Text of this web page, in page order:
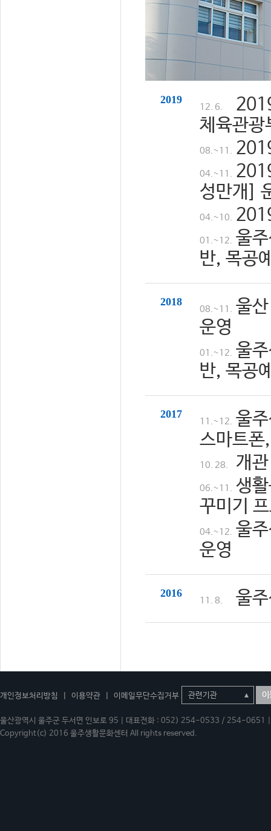
2019
12. 6.
체육관광
08.~11.
04.~11.
성만개]
04.~10.
01.~12. 울
반, 목공
2018
08.~11. 울
운영
01.~12. 울
반, 목공
2017
11.~12. 울
스마트
10. 28. 개
06.~11. 생
꾸미기
04.~12. 울
운영
2016
11. 8. 울
개인정보처리방침 이용약관 이메일무단수집거부 이
울산광역시 울주군 두서면 인보로 95 | 대표전화 : 052) 254-0533 / 254-
Copyright(c) 2016 울주생활문화센터 All rights reserved.